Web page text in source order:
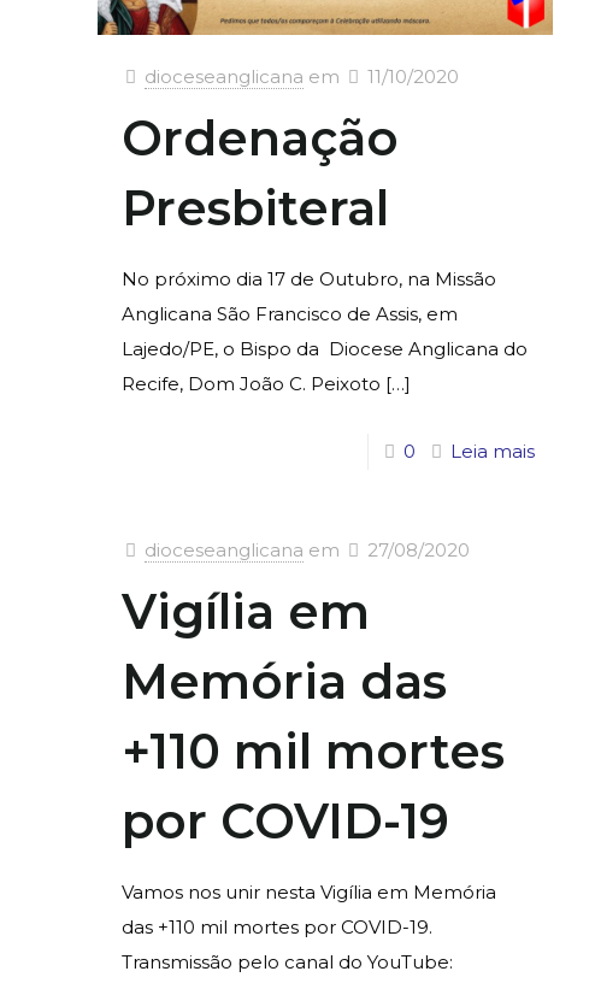
dioceseanglicana em 11/10/2020
Ordenação
Presbiteral
No próximo dia 17 de Outubro, na Missão
Anglicana São Francisco de Assis, em
Lajedo/PE, o Bispo da Diocese Anglicana do
Recife, Dom João C. Peixoto […]
0 Leia mais
dioceseanglicana em 27/08/2020
Vigília em
Memória das
+110 mil mortes
por COVID-19
Vamos nos unir nesta Vigília em Memória
das +110 mil mortes por COVID-19.
Transmissão pelo canal do YouTube: